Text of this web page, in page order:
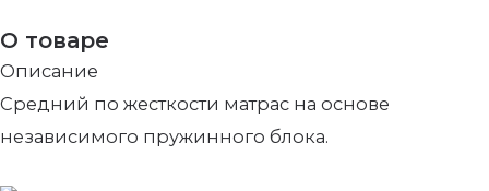
О товаре
Описание
Средний по жесткости матрас на основе
независимого пружинного блока.